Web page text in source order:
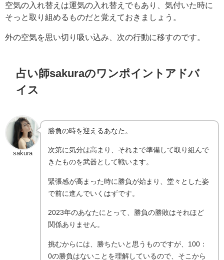
空気の入れ替えは運気の入れ替えでもあり、気付いた時に
そっと取り組めるものだと覚えておきましょう。
外の空気を思い切り吸い込み、次の行動に移すのです。
占い師sakuraのワンポイントアドバ
イス
sakura
勝負の時を迎えるあなた。
次第に気分は高まり、それまで準備して取り組んで
きたものを武器として戦います。
緊張感が高まった時に勝負が始まり、堂々とした姿
で前に進んでいくはずです。
2023年のあなたにとって、勝負の勝敗はそれほど
関係ありません。
挑むからには、勝ちたいと思うものですが、100：
0の勝負はないことを理解しているので、そこから